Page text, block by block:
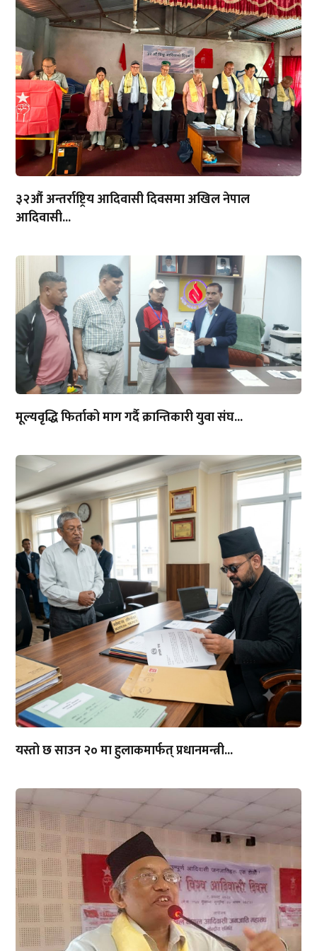
३२औं अन्तर्राष्ट्रिय आदिवासी दिवसमा अखिल नेपाल
आदिवासी...
मूल्यवृद्धि फिर्ताको माग गर्दै क्रान्तिकारी युवा संघ...
यस्तो छ साउन २० मा हुलाकमार्फत् प्रधानमन्त्री...